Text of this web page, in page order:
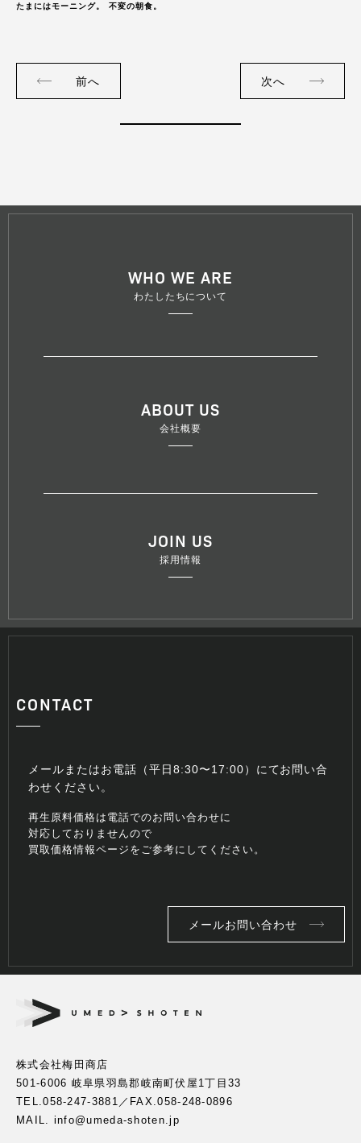
たまにはモーニング。 不変の朝食。
前へ 次へ
WHO WE ARE
わたしたちについて
ABOUT US
会社概要
JOIN US
採用情報
CONTACT
メールまたはお電話（平日8:30〜17:00）にてお問い合
わせください。
再生原料価格は電話でのお問い合わせに
対応しておりませんので
買取価格情報ページをご参考にしてください。
メールお問い合わせ
株式会社梅田商店
501-6006 岐阜県羽島郡岐南町伏屋1丁目33
TEL.058-247-3881 ／FAX.058-248-0896
MAIL. info@umeda-shoten.jp